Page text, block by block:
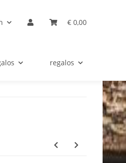
€ 0,00
regalos